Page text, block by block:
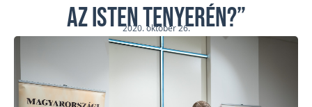
az Isten tenyerén?”
2020. október 26.